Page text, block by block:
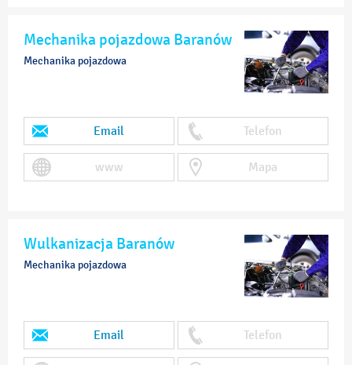
Mechanika pojazdowa Baranów
Mechanika pojazdowa
Email Telefon
www Mapa
Wulkanizacja Baranów
Mechanika pojazdowa
Email Telefon